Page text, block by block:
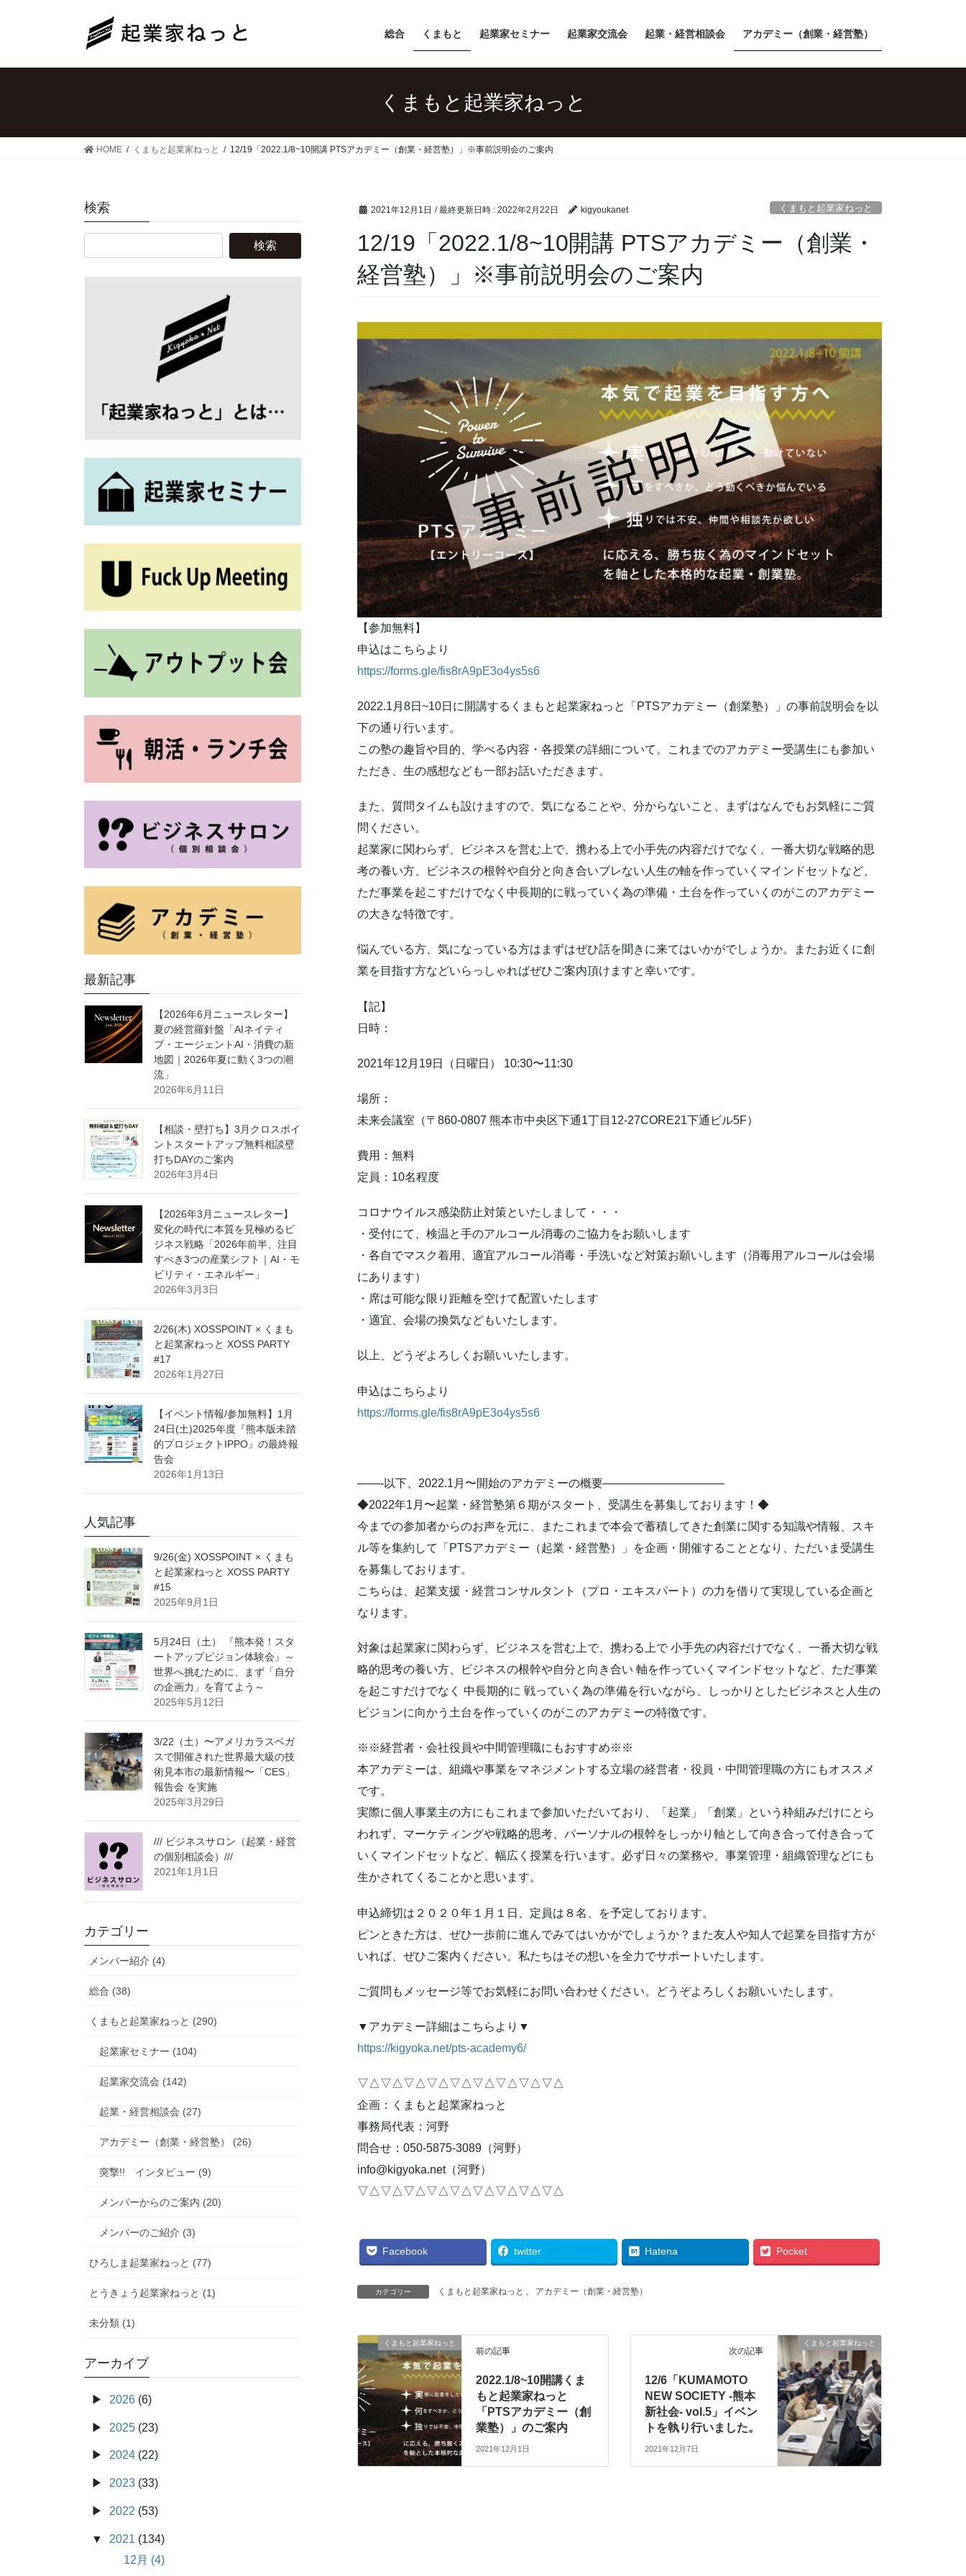
総合 くまもと 起業家セミナー 起業家交流会 起業・経営相談会 アカデミー（創業・経営塾）
くまもと起業家ねっと
HOME くまもと起業家ねっと 12/19「2022.1/8~10開講 PTSアカデミー（創業・経営塾）」※事前説明会のご案内
2021年12月1日 / 最終更新日時 : 2022年2月22日 kigyoukanet くまもと起業家ねっと
12/19「2022.1/8~10開講 PTSアカデミー（創業・
経営塾）」※事前説明会のご案内
【参加無料】
申込はこちらより
https://forms.gle/fis8rA9pE3o4ys5s6
2022.1月8日~10日に開講するくまもと起業家ねっと「PTSアカデミー（創業塾）」の事前説明会を以
下の通り行います。
この塾の趣旨や目的、学べる内容・各授業の詳細について。これまでのアカデミー受講生にも参加い
ただき、生の感想なども一部お話いただきます。
また、質問タイムも設けますので、気になることや、分からないこと、まずはなんでもお気軽にご質
問ください。
起業家に関わらず、ビジネスを営む上で、携わる上で小手先の内容だけでなく、一番大切な戦略的思
考の養い方、ビジネスの根幹や自分と向き合いブレない人生の軸を作っていくマインドセットなど、
ただ事業を起こすだけでなく中長期的に戦っていく為の準備・土台を作っていくのがこのアカデミー
の大きな特徴です。
悩んでいる方、気になっている方はまずはぜひ話を聞きに来てはいかがでしょうか。またお近くに創
業を目指す方などいらっしゃればぜひご案内頂けますと幸いです。
【記】
日時：
2021年12月19日（日曜日） 10:30〜11:30
場所：
未来会議室（〒860-0807 熊本市中央区下通1丁目12-27CORE21下通ビル5F）
費用：無料
定員：10名程度
コロナウイルス感染防止対策といたしまして・・・
・受付にて、検温と手のアルコール消毒のご協力をお願いします
・各自でマスク着用、適宜アルコール消毒・手洗いなど対策お願いします（消毒用アルコールは会場
にあります）
・席は可能な限り距離を空けて配置いたします
・適宜、会場の換気などもいたします。
以上、どうぞよろしくお願いいたします。
申込はこちらより
https://forms.gle/fis8rA9pE3o4ys5s6
——-以下、2022.1月〜開始のアカデミーの概要——————————–
◆2022年1月〜起業・経営塾第６期がスタート、受講生を募集しております！◆
今までの参加者からのお声を元に、またこれまで本会で蓄積してきた創業に関する知識や情報、スキ
ル等を集約して「PTSアカデミー（起業・経営塾）」を企画・開催することとなり、ただいま受講生
を募集しております。
こちらは、起業支援・経営コンサルタント（プロ・エキスパート）の力を借りて実現している企画と
なります。
対象は起業家に関わらず、ビジネスを営む上で、携わる上で 小手先の内容だけでなく、一番大切な戦
略的思考の養い方、ビジネスの根幹や自分と向き合い 軸を作っていくマインドセットなど、ただ事業
を起こすだけでなく 中長期的に 戦っていく為の準備を行いながら、しっかりとしたビジネスと人生の
ビジョンに向かう土台を作っていくのがこのアカデミーの特徴です。
※※経営者・会社役員や中間管理職にもおすすめ※※
本アカデミーは、組織や事業をマネジメントする立場の経営者・役員・中間管理職の方にもオススメ
です。
実際に個人事業主の方にもこれまで参加いただいており、「起業」「創業」という枠組みだけにとら
われず、マーケティングや戦略的思考、パーソナルの根幹をしっかり軸として向き合って付き合って
いくマインドセットなど、幅広く授業を行います。必ず日々の業務や、事業管理・組織管理などにも
生かされてくることかと思います。
申込締切は２０２０年１月１日、定員は８名、を予定しております。
ピンときた方は、ぜひ一歩前に進んでみてはいかがでしょうか？また友人や知人で起業を目指す方が
いれば、ぜひご案内ください。私たちはその想いを全力でサポートいたします。
ご質問もメッセージ等でお気軽にお問い合わせください。どうぞよろしくお願いいたします。
▼アカデミー詳細はこちらより▼
https://kigyoka.net/pts-academy6/
▽△▽△▽△▽△▽△▽△▽△▽△▽△
企画：くまもと起業家ねっと
事務局代表：河野
問合せ：050-5875-3089（河野）
info@kigyoka.net（河野）
▽△▽△▽△▽△▽△▽△▽△▽△▽△
Facebook twitter Hatena Pocket
カテゴリー くまもと起業家ねっと 、 アカデミー（創業・経営塾）
くまもと起業家ねっと
前の記事
2022.1/8~10開講くま
もと起業家ねっと
「PTSアカデミー（創
業塾）」のご案内
2021年12月1日
くまもと起業家ねっと
次の記事
12/6「KUMAMOTO
NEW SOCIETY -熊本
新社会- vol.5」イベン
トを執り行いました。
2021年12月7日
検索
最新記事
【2026年6月ニュースレター】
夏の経営羅針盤「AIネイティ
ブ・エージェントAI・消費の新
地図｜2026年夏に動く3つの潮
流」
2026年6月11日
【相談・壁打ち】3月クロスポイ
ントスタートアップ無料相談壁
打ちDAYのご案内
2026年3月4日
【2026年3月ニュースレター】
変化の時代に本質を見極めるビ
ジネス戦略「2026年前半、注目
すべき3つの産業シフト｜AI・モ
ビリティ・エネルギー」
2026年3月3日
2/26(木) XOSSPOINT × くまも
と起業家ねっと XOSS PARTY
#17
2026年1月27日
【イベント情報/参加無料】1月
24日(土)2025年度『熊本版未踏
的プロジェクトIPPO』の最終報
告会
2026年1月13日
人気記事
9/26(金) XOSSPOINT × くまも
と起業家ねっと XOSS PARTY
#15
2025年9月1日
5月24日（土） 『熊本発！スタ
ートアップビジョン体験会』～
世界へ挑むために、まず「自分
の企画力」を育てよう～
2025年5月12日
3/22（土）〜アメリカラスベガ
スで開催された世界最大級の技
術見本市の最新情報〜「CES」
報告会 を実施
2025年3月29日
/// ビジネスサロン（起業・経営
の個別相談会）///
2021年1月1日
カテゴリー
メンバー紹介 (4)
総合 (38)
くまもと起業家ねっと (290)
起業家セミナー (104)
起業家交流会 (142)
起業・経営相談会 (27)
アカデミー（創業・経営塾） (26)
突撃!! インタビュー (9)
メンバーからのご案内 (20)
メンバーのご紹介 (3)
ひろしま起業家ねっと (77)
とうきょう起業家ねっと (1)
未分類 (1)
アーカイブ
2026 (6)
2025 (23)
2024 (22)
2023 (33)
2022 (53)
2021 (134)
12月 (4)